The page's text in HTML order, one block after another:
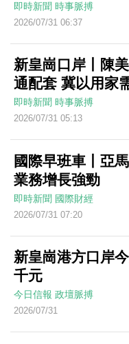
即時新聞 時事脈搏
2026/07/31 06:37
新皇崗口岸丨陳
通配套 冀以用家
即時新聞 時事脈搏
2026/07/31 05:13
國際早班車丨亞
業務增長強勁
即時新聞 國際財經
2026/07/31 07:20
新皇崗港方口岸
千元
今日信報 政壇脈搏
2026/07/31